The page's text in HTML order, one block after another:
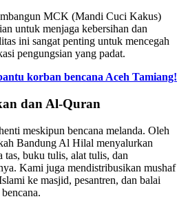
MCK (Mandi Cuci Kakus)
untuk menjaga kebersihan dan
ini sangat penting untuk mencegah
pengungsian yang padat.
korban bencana Aceh Tamiang!
dan Al-Quran
meskipun bencana melanda. Oleh
Bandung Al Hilal menyalurkan
tas, buku tulis, alat tulis, dan
Kami juga mendistribusikan mushaf
ke masjid, pesantren, dan balai